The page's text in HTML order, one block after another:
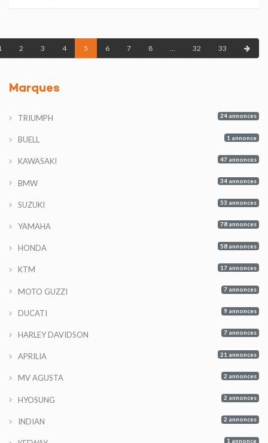
2 3 4 5 6 7 8 ... 32 33
Marques
TRIUMPH 24 annonces
BUELL 1 annonce
KAWASAKI 47 annonces
BMW 34 annonces
SUZUKI 53 annonces
YAMAHA 78 annonces
HONDA 58 annonces
KTM 17 annonces
MOTO GUZZI 7 annonces
DUCATI 9 annonces
HARLEY DAVIDSON 7 annonces
APRILIA 21 annonces
MV AGUSTA 2 annonces
HYOSUNG 2 annonces
INDIAN 2 annonces
1 annonce